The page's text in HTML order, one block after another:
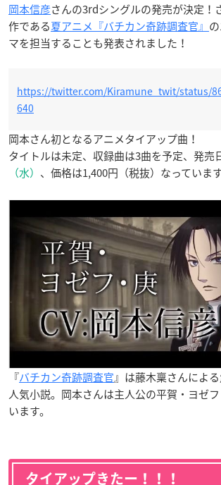
岡本信彦さんの3rdシングルの発売が決定！
作である夏アニメ『バチカン奇跡調査官』
マを担当することも発表されました！
https://twitter.com/Kiramune_twit/status/
640
岡本さん初となるアニメタイアップ曲！
タイトルは未定、収録曲は3曲を予定、発売
（水） 、価格は1,400円（税抜）なっています
『バチカン奇跡調査官』は藤木稟さんによ
人気小説。岡本さんは主人公の平賀・ヨゼ
います。
タイアップきたー！！！